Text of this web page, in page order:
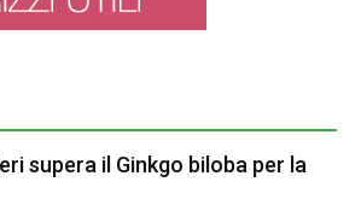
supera il Ginkgo biloba per la